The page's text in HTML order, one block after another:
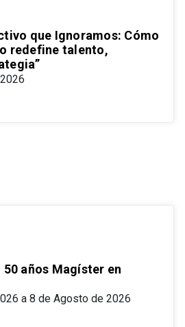
que Ignoramos: Cómo
redefine talento,
años Magíster en
a 8 de Agosto de 2026